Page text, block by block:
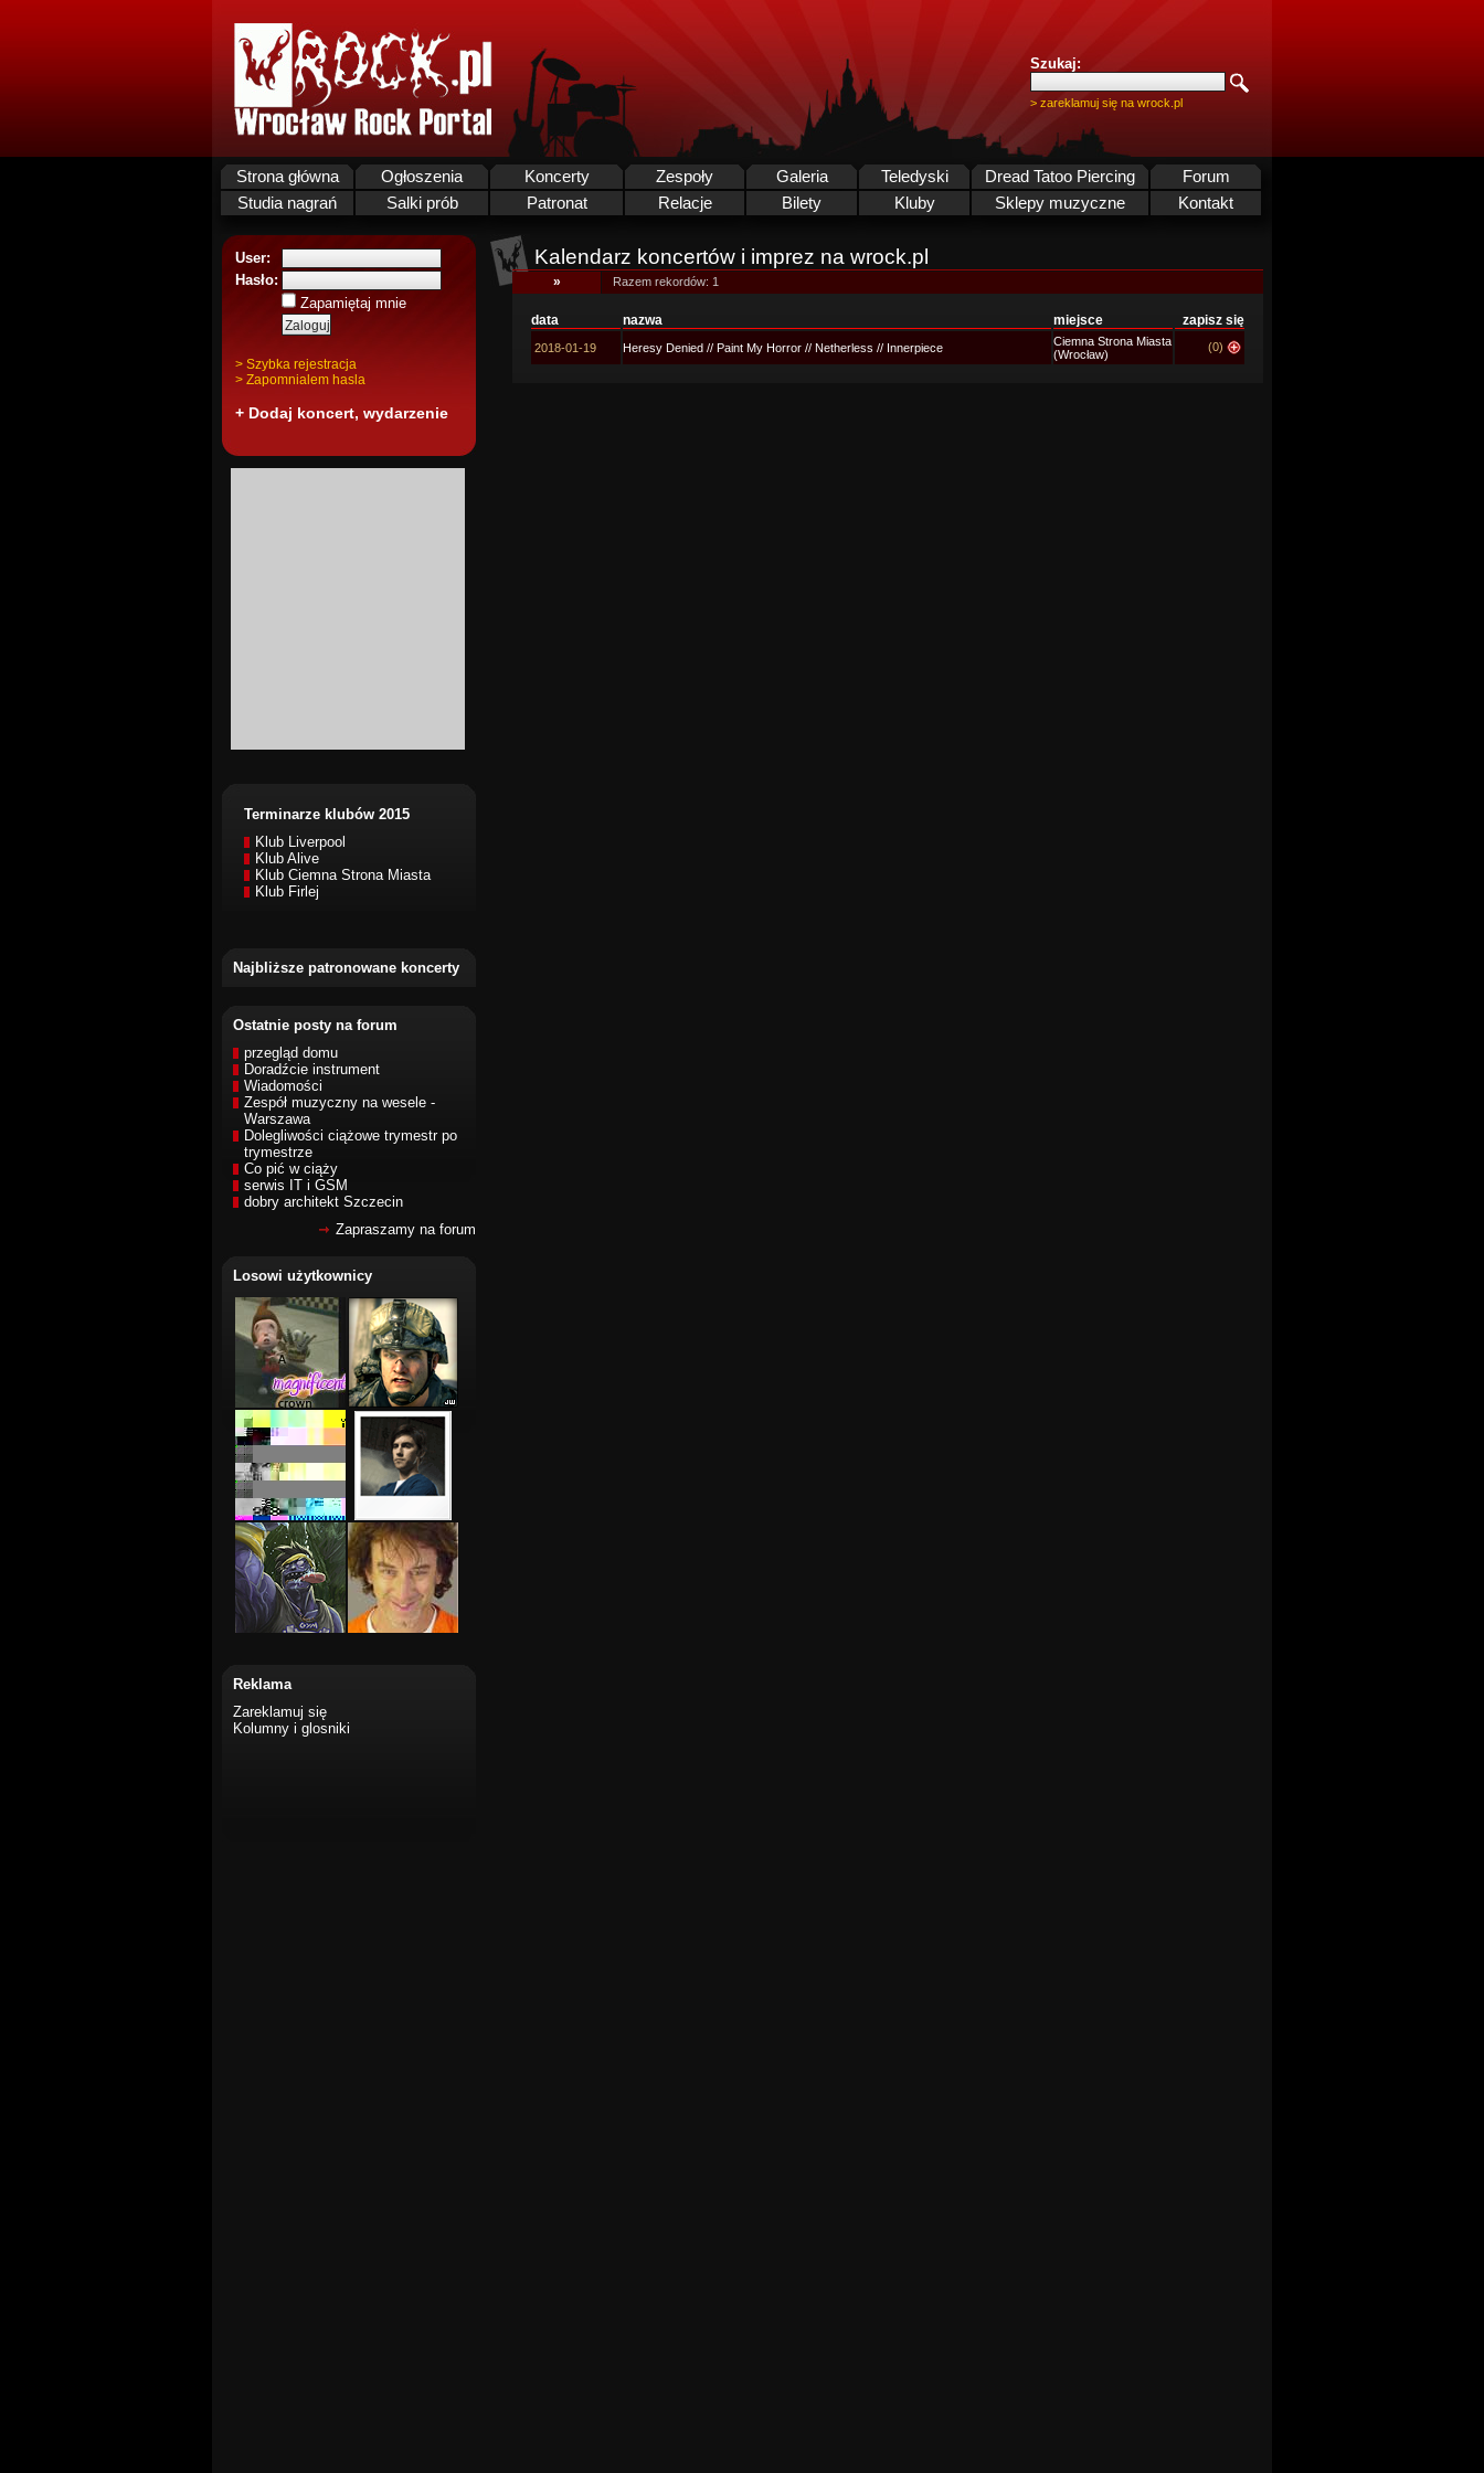
Szukaj:
> zareklamuj się na wrock.pl
Strona główna Ogłoszenia Koncerty Zespoły Galeria Teledyski Dread Tatoo Piercing
Forum
Studia nagrań
Salki prób Patronat Relacje Bilety Kluby Sklepy muzyczne Kontakt
User:
Hasło:
Zapamiętaj mnie
> Szybka rejestracja
> Zapomnialem hasla
+ Dodaj koncert, wydarzenie
Terminarze klubów 2015
Klub Liverpool
Klub Alive
Klub Ciemna Strona Miasta
Klub Firlej
Najbliższe patronowane koncerty
Ostatnie posty na forum
przegląd domu
Doradźcie instrument
Wiadomości
Zespół muzyczny na wesele -
Warszawa
Dolegliwości ciążowe trymestr po
trymestrze
Co pić w ciąży
serwis IT i GSM
dobry architekt Szczecin
Zapraszamy na forum
Losowi użytkownicy
Reklama
Zareklamuj się
Kolumny i glosniki
Kalendarz koncertów i imprez na wrock.pl
» Razem rekordów: 1
data nazwa miejsce zapisz się
2018-01-19 Heresy Denied // Paint My Horror // Netherless // Innerpiece
Ciemna Strona Miasta
(Wrocław)
(0)